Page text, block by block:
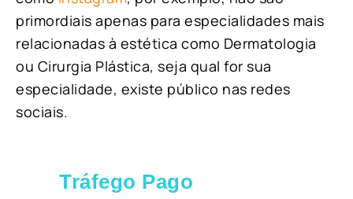
primordiais apenas para especialidades mais
relacionadas à estética como Dermatologia
ou Cirurgia Plástica, seja qual for sua
especialidade, existe público nas redes
sociais.
Tráfego Pago